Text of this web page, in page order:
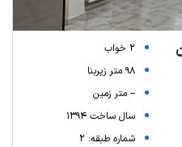
2 خواب
98 متر زیربنا
-- متر زمین
سال ساخت 1394
شماره طبقه: 2